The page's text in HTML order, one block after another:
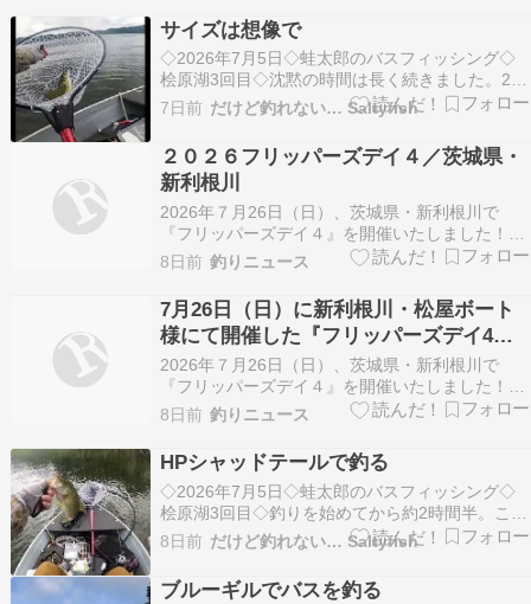
サイズは想像で
◇2026年7月5日◇蛙太郎のバスフィッシング◇
桧原湖3回目◇沈黙の時間は長く続きました。2匹
目を釣ってから約4時間、まったく反応のない厳
しい状況が続いていたのです。そして12時20分
――本当にようやく、3匹目が姿を...
7日前 だけど釣れない… Saltyfish
２０２６フリッパーズデイ４／茨城県・
新利根川
2026年７月26日（日）、茨城県・新利根川で
『フリッパーズデイ４』を開催いたしました！新
利根川に集まった83名のフリッパー。レンタルボ
ートがほぼすべて出はらってしまうほどでした。
私たちはなぜバスフィッシングに夢中なのでしょ
うか。 それは釣りにまつわるプロセスのすべて
に、大きな…
8日前 釣りニュース
7月26日（日）に新利根川・松屋ボート
様にて開催した『フリッパーズデイ4』
のレポートを公開いたしました。
2026年７月26日（日）、茨城県・新利根川で
『フリッパーズデイ４』を開催いたしました！新
利根川に集まった83名のフリッパー。レンタルボ
ートがほぼすべて出はらってしまうほどでした。
私たちはなぜバスフィッシングに夢中なのでしょ
うか。 それは釣りにまつわるプロセスのすべて
に、大きな…
8日前 釣りニュース
HPシャッドテールで釣る
◇2026年7月5日◇蛙太郎のバスフィッシング◇
桧原湖3回目◇釣りを始めてから約2時間半。ここ
まで釣れたのは、ブルーギルを餌にして釣れたラ
ージマウスバスだけ。どうやらこの日はかなり渋
い状況だったようです。そん...
8日前 だけど釣れない… Saltyfish
ブルーギルでバスを釣る